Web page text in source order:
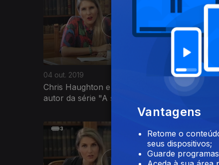
04 out. 2019
Chris Haughton e Simon Scarrow
autor da série "A saga da águia"
27 set.
Vantagens
Retome o
seus dispositivos;
Guarde